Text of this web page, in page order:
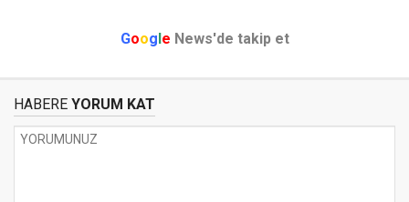
Google News'de takip et
HABERE YORUM KAT